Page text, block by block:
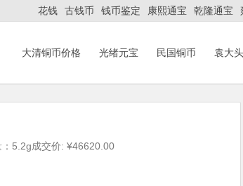
花钱 古钱币 钱币鉴定 康熙通宝 乾隆通宝
大清铜币价格 光绪元宝 民国铜币 袁大头
5.2g成交价: ¥46620.00